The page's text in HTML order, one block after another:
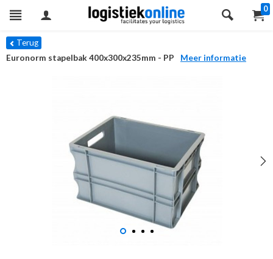
0
Terug
Euronorm stapelbak 400x300x235mm - PP
Meer informatie